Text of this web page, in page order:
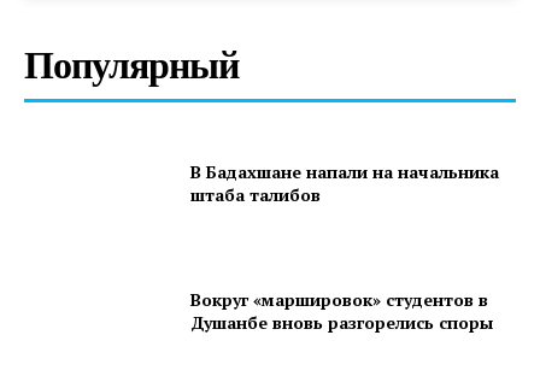
Популярный
В Бадахшане напали на начальника
штаба талибов
Вокруг «маршировок» студентов в
Душанбе вновь разгорелись споры